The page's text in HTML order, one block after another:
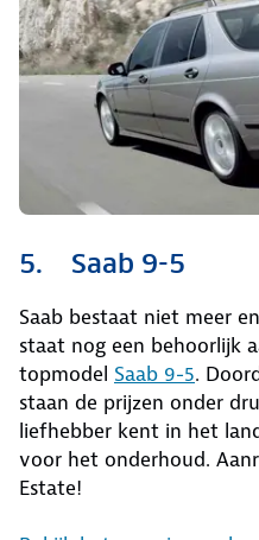
5. Saab 9-5
Saab bestaat niet meer
staat nog een behoorlijk
topmodel Saab 9-5.
staan de prijzen onder
liefhebber kent in het
voor het onderhoud.
Estate!